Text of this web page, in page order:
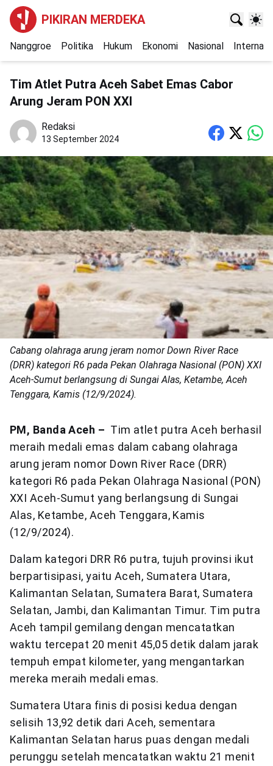
PIKIRAN MERDEKA
Nanggroe Politika Hukum Ekonomi Nasional
Tim Atlet Putra Aceh Sabet Emas Cabor
Arung Jeram PON XXI
Redaksi
13 September 2024
Cabang olahraga arung jeram nomor Down River Race
(DRR) kategori R6 pada Pekan Olahraga Nasional (PON) XXI
Aceh-Sumut berlangsung di Sungai Alas, Ketambe, Aceh
Tenggara, Kamis (12/9/2024).
PM, Banda Aceh – Tim atlet putra Aceh berhasil
meraih medali emas dalam cabang olahraga
arung jeram nomor Down River Race (DRR)
kategori R6 pada Pekan Olahraga Nasional (PON)
XXI Aceh-Sumut yang berlangsung di Sungai
Alas, Ketambe, Aceh Tenggara, Kamis
(12/9/2024).
Dalam kategori DRR R6 putra, tujuh provinsi ikut
berpartisipasi, yaitu Aceh, Sumatera Utara,
Kalimantan Selatan, Sumatera Barat, Sumatera
Selatan, Jambi, dan Kalimantan Timur. Tim putra
Aceh tampil gemilang dengan mencatatkan
waktu tercepat 20 menit 45,05 detik dalam jarak
tempuh empat kilometer, yang mengantarkan
mereka meraih medali emas.
Sumatera Utara finis di posisi kedua dengan
selisih 13,92 detik dari Aceh, sementara
Kalimantan Selatan harus puas dengan medali
perunggu setelah mencatatkan waktu 21 menit